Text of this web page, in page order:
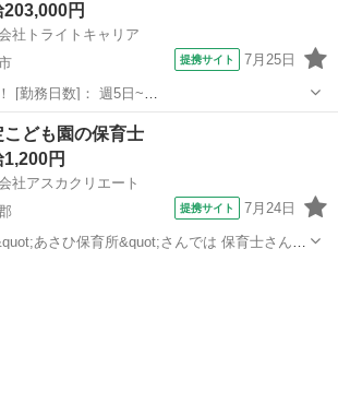
203,000円
社トライトキャリア
提携サイト 7月25日
~
務地・最寄駅]： 福井県福井
育士
こども園の保育士
1,200円
社アスカクリエート
提携サイト 7月24日
あさひ保育所&quot;さんでは 保育士さん募